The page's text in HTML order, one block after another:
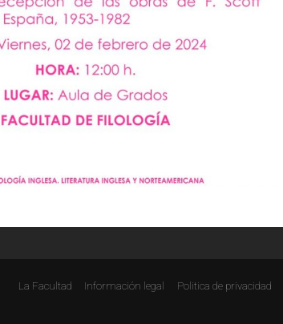
La Facultad Información legal Politica de privacidad